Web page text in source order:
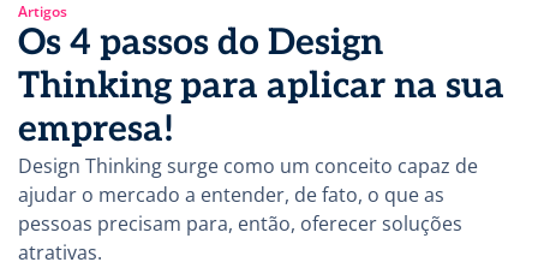
Artigos
Os 4 passos do Design
Thinking para aplicar na sua
empresa!
Design Thinking surge como um conceito capaz de
ajudar o mercado a entender, de fato, o que as
pessoas precisam para, então, oferecer soluções
atrativas.